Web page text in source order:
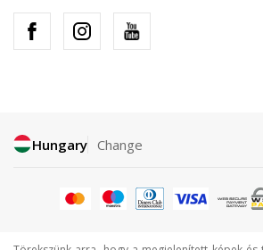
Hungary Change